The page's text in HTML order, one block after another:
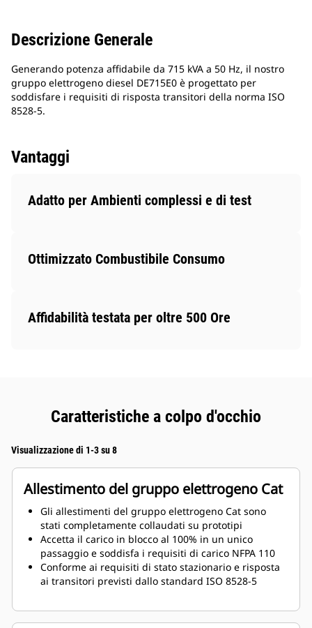
Descrizione Generale
Generando potenza affidabile da 715 kVA a 50 Hz, il nostro
gruppo elettrogeno diesel DE715E0 è progettato per
soddisfare i requisiti di risposta transitori della norma ISO
8528-5.
Vantaggi
Adatto per Ambienti complessi e di test
Ottimizzato Combustibile Consumo
Affidabilità testata per oltre 500 Ore
Caratteristiche a colpo d'occhio
Visualizzazione di 1-3 su 8
Allestimento del gruppo elettrogeno Cat
Gli allestimenti del gruppo elettrogeno Cat sono
stati completamente collaudati su prototipi
Accetta il carico in blocco al 100% in un unico
passaggio e soddisfa i requisiti di carico NFPA 110
Conforme ai requisiti di stato stazionario e risposta
ai transitori previsti dallo standard ISO 8528-5